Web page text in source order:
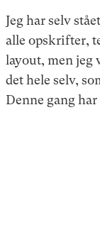
Jeg har selv
alle opskrifter,
layout, men jeg
det hele selv,
Denne gang